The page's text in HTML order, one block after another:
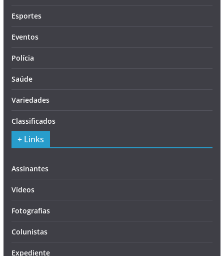
Esportes
Eventos
Polícia
Saúde
Variedades
Classificados
+ Links
Assinantes
Vídeos
Fotografias
Colunistas
Expediente